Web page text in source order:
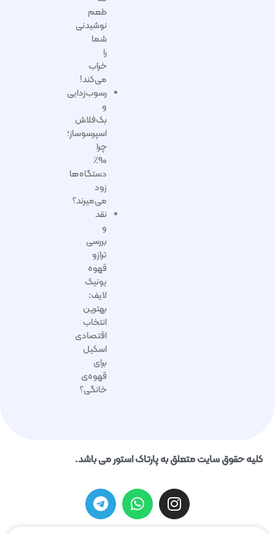
طعم
نوشیدنی
شما
را
خراب
می‌کند!
رسوب‌زدایی
و
بک‌فلاش
اسپرسوساز؛
چرا
۹۰٪
دستگاه‌ها
زود
می‌میرند؟
نقد
و
بررسی
ترازو
قهوه
یونیک
لایف:
بهترین
انتخاب
اقتصادی
اسکیل
برای
قهوه‌ی
خانگی؟
کلیه حقوق سایت متعلق به پارتاک استور می باشد.